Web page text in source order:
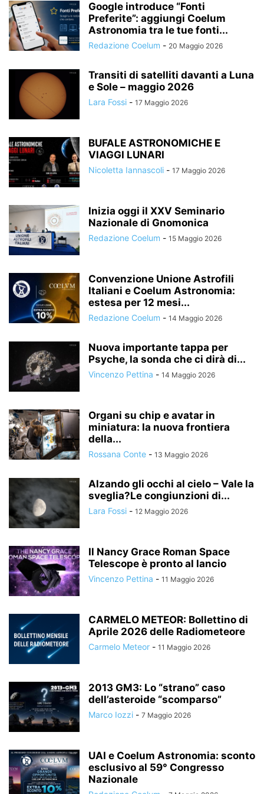
Google introduce “Fonti
Preferite”: aggiungi Coelum
Astronomia tra le tue fonti...
Redazione Coelum - 20 Maggio 2026
Transiti di satelliti davanti a Luna
e Sole – maggio 2026
Lara Fossi - 17 Maggio 2026
BUFALE ASTRONOMICHE E
VIAGGI LUNARI
Nicoletta Iannascoli - 17 Maggio 2026
Inizia oggi il XXV Seminario
Nazionale di Gnomonica
Redazione Coelum - 15 Maggio 2026
Convenzione Unione Astrofili
Italiani e Coelum Astronomia:
estesa per 12 mesi...
Redazione Coelum - 14 Maggio 2026
Nuova importante tappa per
Psyche, la sonda che ci dirà di...
Vincenzo Pettina - 14 Maggio 2026
Organi su chip e avatar in
miniatura: la nuova frontiera
della...
Rossana Conte - 13 Maggio 2026
Alzando gli occhi al cielo – Vale la
sveglia?Le congiunzioni di...
Lara Fossi - 12 Maggio 2026
Il Nancy Grace Roman Space
Telescope è pronto al lancio
Vincenzo Pettina - 11 Maggio 2026
CARMELO METEOR: Bollettino di
Aprile 2026 delle Radiometeore
Carmelo Meteor - 11 Maggio 2026
2013 GM3: Lo “strano” caso
dell’asteroide “scomparso”
Marco Iozzi - 7 Maggio 2026
UAI e Coelum Astronomia: sconto
esclusivo al 59° Congresso
Nazionale